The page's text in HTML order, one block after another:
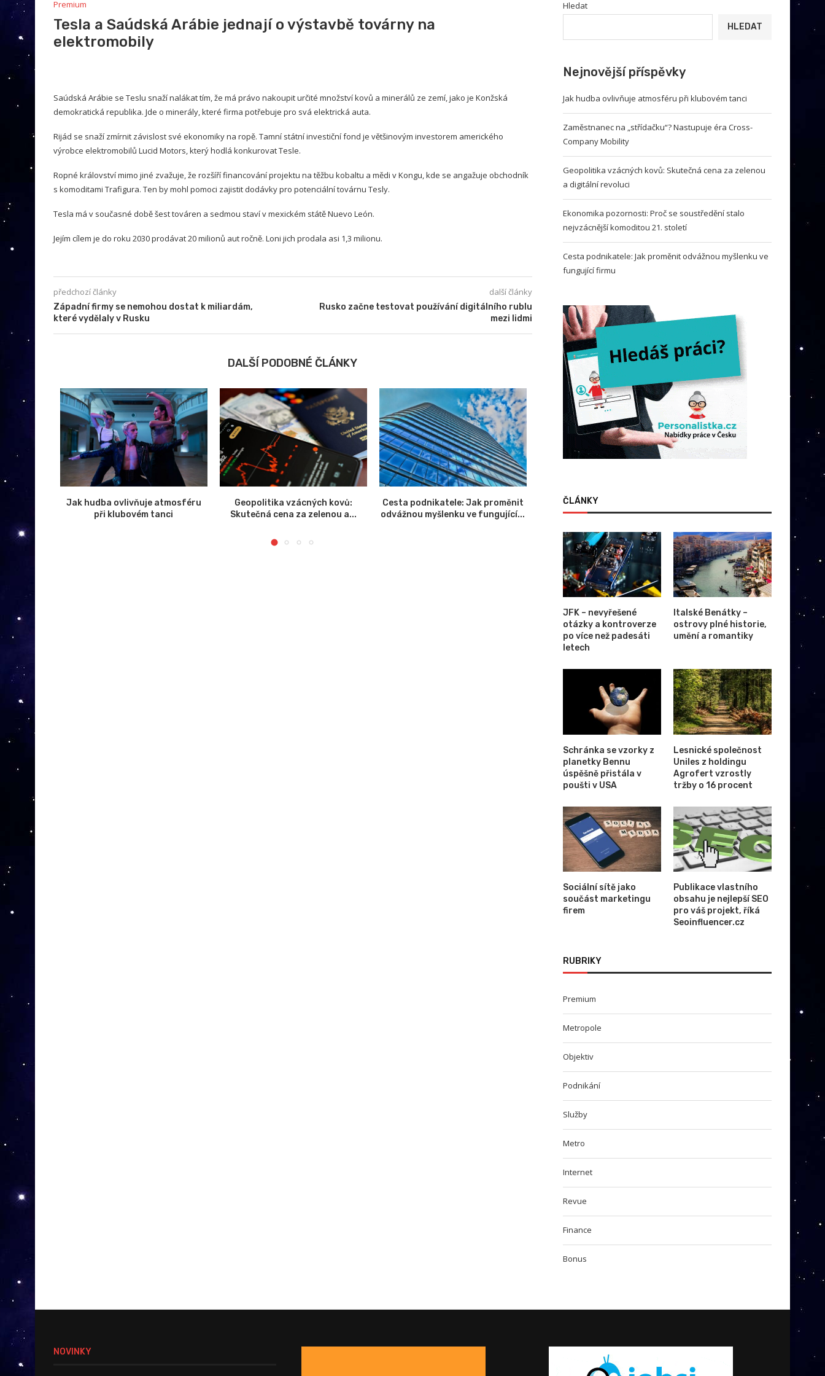
Premium
Tesla a Saúdská Arábie jednají o výstavbě továrny na
elektromobily
Saúdská Arábie se Teslu snaží nalákat tím, že má právo nakoupit určité množství kovů a minerálů ze zemí, jako je Konžská
demokratická republika. Jde o minerály, které firma potřebuje pro svá elektrická auta.
Rijád se snaží zmírnit závislost své ekonomiky na ropě. Tamní státní investiční fond je většinovým investorem amerického
výrobce elektromobilů Lucid Motors, který hodlá konkurovat Tesle.
Ropné království mimo jiné zvažuje, že rozšíří financování projektu na těžbu kobaltu a mědi v Kongu, kde se angažuje obchodník
s komoditami Trafigura. Ten by mohl pomoci zajistit dodávky pro potenciální továrnu Tesly.
Tesla má v současné době šest továren a sedmou staví v mexickém státě Nuevo León.
Jejím cílem je do roku 2030 prodávat 20 milionů aut ročně. Loni jich prodala asi 1,3 milionu.
předchozí články
Západní firmy se nemohou dostat k miliardám,
které vydělaly v Rusku
další články
Rusko začne testovat používání digitálního rublu
mezi lidmi
DALŠÍ PODOBNÉ ČLÁNKY
Jak hudba ovlivňuje atmosféru
při klubovém tanci
Geopolitika vzácných kovů:
Skutečná cena za zelenou a...
Cesta podnikatele: Jak proměnit
odvážnou myšlenku ve fungující...
Konec doby plastové: Proč v roce
2026 dáváme...
Ochrana vašeho zvířete i
rozpočtu při online
Hledat
HLEDAT
Nejnovější příspěvky
Jak hudba ovlivňuje atmosféru při klubovém tanci
Zaměstnanec na „střídačku“? Nastupuje éra Cross-
Company Mobility
Geopolitika vzácných kovů: Skutečná cena za zelenou
a digitální revoluci
Ekonomika pozornosti: Proč se soustředění stalo
nejvzácnější komoditou 21. století
Cesta podnikatele: Jak proměnit odvážnou myšlenku ve
fungující firmu
ČLÁNKY
JFK – nevyřešené
otázky a kontroverze
po více než padesáti
letech
Italské Benátky –
ostrovy plné historie,
umění a romantiky
Schránka se vzorky z
planetky Bennu
úspěšně přistála v
poušti v USA
Lesnické společnost
Uniles z holdingu
Agrofert vzrostly
tržby o 16 procent
Sociální sítě jako
součást marketingu
firem
Publikace vlastního
obsahu je nejlepší SEO
pro váš projekt, říká
Seoinfluencer.cz
RUBRIKY
Premium
Metropole
Objektiv
Podnikání
Služby
Metro
Internet
Revue
Finance
Bonus
NOVINKY